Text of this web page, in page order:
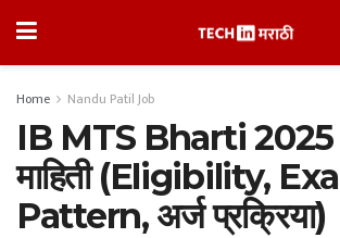
Home Nandu Patil Job
IB MTS Bharti 2025
माहिती (Eligibility,
Pattern, अर्ज प्रक्रिया)